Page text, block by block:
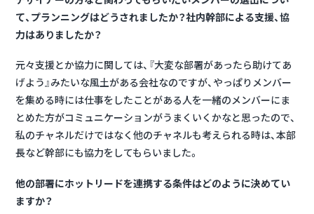
て、プランニングはどうされましたか？社内幹部による支援、協
力はありましたか？
元々支援とか協力に関しては、『大変な部署があったら助けてあ
げよう』みたいな風土がある会社なのですが、やっぱりメンバー
を集める時には仕事をしたことがある人を一緒のメンバーにま
とめた方がコミュニケーションがうまくいくかなと思ったので、
私のチャネルだけではなく他のチャネルも考えられる時は、本部
長など幹部にも協力をしてもらいました。
他の部署にホットリードを連携する条件はどのように決めてい
ますか？